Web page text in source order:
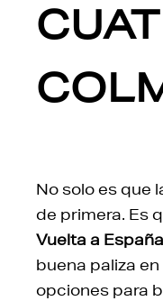
No solo es que
de primera. Es
Vuelta a España
buena paliza
opciones para